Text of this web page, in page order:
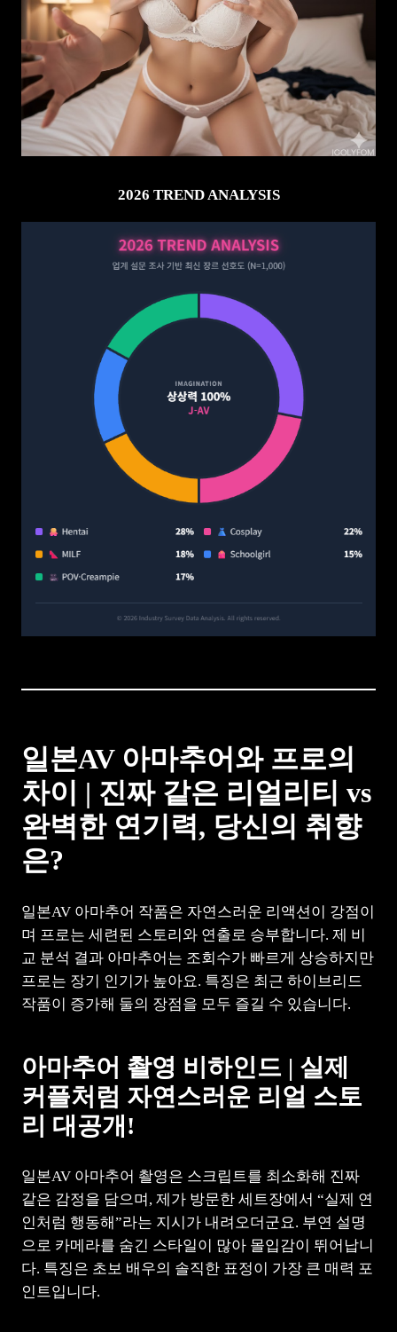
2026 TREND ANALYSIS
일본AV 아마추어와 프로의
차이 | 진짜 같은 리얼리티 vs
완벽한 연기력, 당신의 취향
은?
일본AV 아마추어 작품은 자연스러운 리액션이 강점이
며 프로는 세련된 스토리와 연출로 승부합니다. 제 비
교 분석 결과 아마추어는 조회수가 빠르게 상승하지만
프로는 장기 인기가 높아요. 특징은 최근 하이브리드
작품이 증가해 둘의 장점을 모두 즐길 수 있습니다.
아마추어 촬영 비하인드 | 실제
커플처럼 자연스러운 리얼 스토
리 대공개!
일본AV 아마추어 촬영은 스크립트를 최소화해 진짜
같은 감정을 담으며, 제가 방문한 세트장에서 “실제 연
인처럼 행동해”라는 지시가 내려오더군요. 부연 설명
으로 카메라를 숨긴 스타일이 많아 몰입감이 뛰어납니
다. 특징은 초보 배우의 솔직한 표정이 가장 큰 매력 포
인트입니다.